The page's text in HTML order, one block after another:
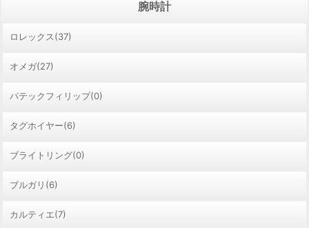
腕時計
ロレックス(37)
オメガ(27)
パテックフィリップ(0)
タグホイヤー(6)
ブライトリング(0)
ブルガリ(6)
カルティエ(7)